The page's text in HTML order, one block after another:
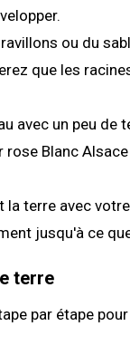
ou du
que les
avec un peu de
rose Blanc
la terre avec
jusqu'à ce
terre
par étape